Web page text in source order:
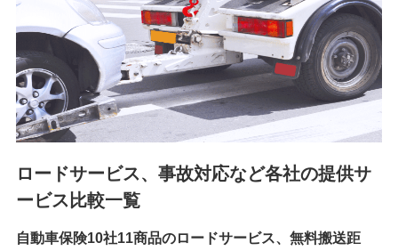
退職関連処理等の各種手続きのため、当社と従業員または従
業員同士の連絡のため
8.取引先個人情報
取引先としての選定業務、営業情報の提供業務、契約締結手
続き業務、取引管理業務、およびこれらに準ずる業務の遂行
のため
9.お問い合わせ情報
各種お問い合わせに対応するため
10.受託業務の 個人情報
ロードサービス、事故対応など各社の提供サ
ービス比較一覧
自動車保険10社11商品のロードサービス、無料搬送距